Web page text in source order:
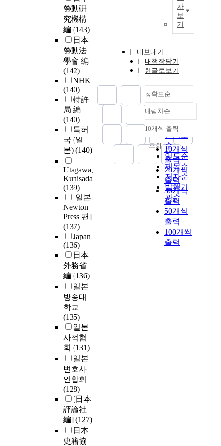
勞動硏
究機構
編 (143)
日本
勞動法
學會 編
(142)
NHK
(140)
特許
局 編
(140)
특허
국 (일
본) (140)
Utagawa,
Kunisada
(139)
[일본
Newton
Press 편]
(137)
Japan
(136)
日本
外務省
編 (136)
일본
방송대
학교
(135)
일본
사적협
회 (131)
일본
변호사
연합회
(128)
[日本
評論社
編] (127)
日本
史籍協
차
보
기
내보내기
내책장담기
한글로보기
정확도순
정확도
순
인기도
순
연도순
제목순
저자순
발행기
관순
내림차순
내림차순
10개씩 출력
10개씩
출력
20개씩
출력
30개씩
출력
50개씩
출력
100개씩
출력
조회